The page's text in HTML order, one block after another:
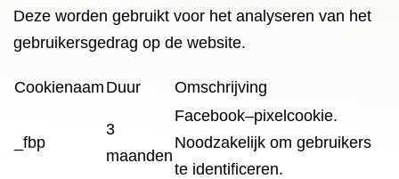
Deze worden gebruikt voor het analyseren van het
gebruikersgedrag op de website.
Cookienaam Duur Omschrijving
_fbp
3
maanden
Facebook–pixelcookie.
Noodzakelijk om gebruikers
te identificeren.